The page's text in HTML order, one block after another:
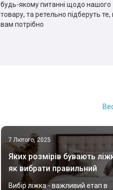
будь-якому питанні щодо нашого
товару, та ретельно підберуть
вам потрібно
7 Лютого, 2025
Яких розмірів бувають
як вибрати правильний
Вибір ліжка - важливий етап в